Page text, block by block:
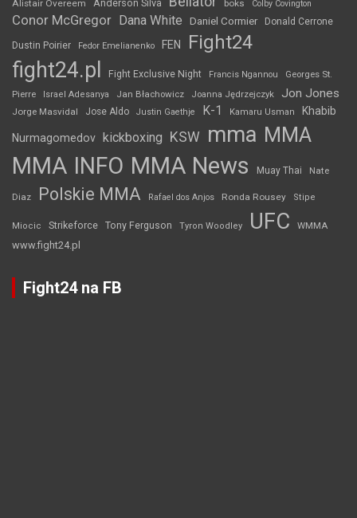
Alistair Overeem Anderson Silva boks Colby Covington
Conor McGregor Dana White Daniel Cormier Donald Cerrone
Dustin Poirier Fedor Emelianenko FEN Fight24
fight24.pl Fight Exclusive Night Francis Ngannou
Georges St.
Pierre
Israel Adesanya Jan Błachowicz Joanna Jędrzejczyk Jon Jones
Jorge Masvidal Jose Aldo Justin Gaethje K-1 Kamaru Usman Khabib
Nurmagomedov kickboxing KSW mma MMA
MMA INFO MMA News Muay Thai Nate
Diaz Polskie MMA Rafael dos Anjos Ronda Rousey Stipe
Miocic Strikeforce Tony Ferguson Tyron Woodley UFC WMMA
www.fight24.pl
Fight24 na FB